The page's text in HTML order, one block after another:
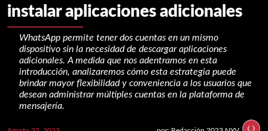
instalar aplicaciones adicionales
WhatsApp permite tener dos cuentas en un mismo
dispositivo sin la necesidad de descargar aplicaciones
adicionales. A medida que nos adentramos en esta
introducción, analizaremos cómo esta estrategia puede
brindar mayor flexibilidad y conveniencia a los usuarios que
desean administrar múltiples cuentas en la plataforma de
mensajería.